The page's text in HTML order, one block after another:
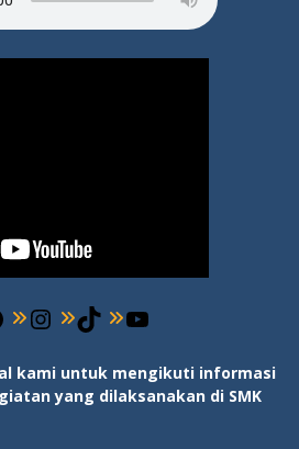
kami untuk mengikuti informasi
yang dilaksanakan di SMK